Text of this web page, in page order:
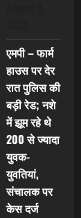
एमपी – फार्म
हाउस पर देर
रात पुलिस की
बड़ी रेड; नशे
में झूम रहे थे
200 से ज्यादा
युवक-
युवतियां,
संचालक पर
केस दर्ज